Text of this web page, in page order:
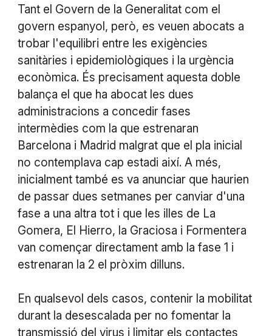
Tant el Govern de la Generalitat com el
govern espanyol, però, es veuen abocats a
trobar l'equilibri entre les exigències
sanitàries i epidemiològiques i la urgència
econòmica. És precisament aquesta doble
balança el que ha abocat les dues
administracions a concedir fases
intermèdies com la que estrenaran
Barcelona i Madrid malgrat que el pla inicial
no contemplava cap estadi així. A més,
inicialment també es va anunciar que haurien
de passar dues setmanes per canviar d'una
fase a una altra tot i que les illes de La
Gomera, El Hierro, la Graciosa i Formentera
van començar directament amb la fase 1 i
estrenaran la 2 el pròxim dilluns.
En qualsevol dels casos, contenir la mobilitat
durant la desescalada per no fomentar la
transmissió del virus i limitar els contactes